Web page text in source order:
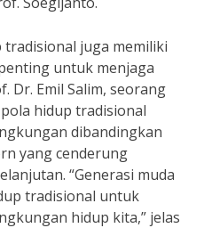
juga memiliki
untuk menjaga
Dr. Emil Salim, seorang
hidup tradisional
dibandingkan
yang cenderung
“Generasi muda
tradisional untuk
hidup kita,” jelas